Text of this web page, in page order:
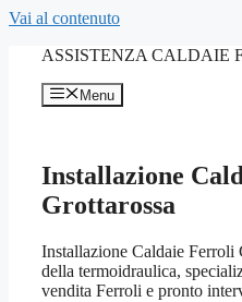
Vai al contenuto
ASSISTENZA CALDAIE
Menu
Installazione
Grottarossa
Installazione Caldaie Ferroli
della termoidraulica,
vendita Ferroli e pronto